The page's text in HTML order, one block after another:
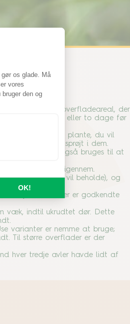
er så et større overfladeareal, der
overfladen en eller to dage før
i nærheden af ​​en plante, du vil
ukrudtet og sprøjt i dem.
Disse kan også bruges til at
lettere trænge igennem.
dem, du vil beholde), og
Bayer-herbicider er godkendte
væk, indtil ukrudtet dør. Dette
varianter er nemme at bruge;
Til større overflader er der
hver tredje avler havde lidt af